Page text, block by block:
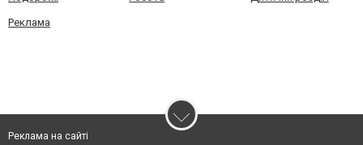
Реклама
Реклама на сайті